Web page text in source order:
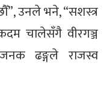
उनले भने, “सशस्त्र
कदम चालेसँगै वीरगञ्ज
ढङ्गले राजस्व